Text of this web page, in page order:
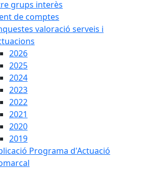
grups interès
de comptes
valoració serveis i
2026
2025
2024
2023
2022
2021
2020
2019
Programa d'Actuació